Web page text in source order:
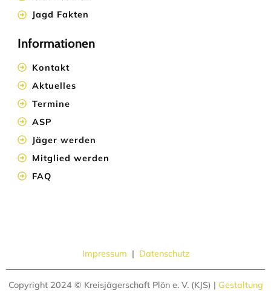
Jagd Fakten
Informationen
Kontakt
Aktuelles
Termine
ASP
Jäger werden
Mitglied werden
FAQ
Impressum | Datenschutz
Copyright 2024 © Kreisjägerschaft Plön e. V. (KJS) | Gestaltung